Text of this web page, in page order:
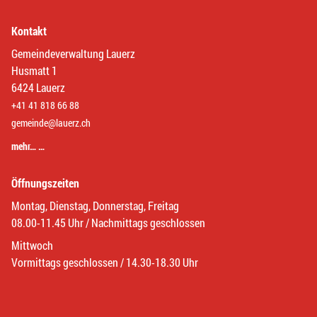
Kontakt
Gemeindeverwaltung Lauerz
Husmatt 1
6424 Lauerz
+41 41 818 66 88
gemeinde@lauerz.ch
mehr… …
Öffnungszeiten
Montag, Dienstag, Donnerstag, Freitag
08.00-11.45 Uhr / Nachmittags geschlossen
Mittwoch
Vormittags geschlossen / 14.30-18.30 Uhr